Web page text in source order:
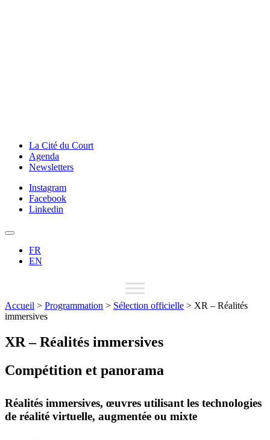
La Cité du Court
Agenda
Newsletters
Instagram
Facebook
Linkedin
FR
EN
Accueil > Programmation > Sélection officielle > XR – Réalités
immersives
XR – Réalités immersives
Compétition et panorama
Réalités immersives, œuvres utilisant les technologies
de réalité virtuelle, augmentée ou mixte